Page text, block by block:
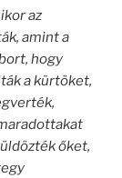
az
amint a
hogy
a kürtöket,
őket,